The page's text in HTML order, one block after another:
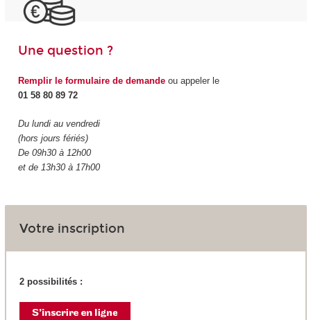
Une question ?
Remplir le formulaire de demandeou appeler le
01 58 80 89 72
Du lundi au vendredi
(hors jours fériés)
De 09h30 à 12h00
et de 13h30 à 17h00
Votre inscription
2 possibilités :